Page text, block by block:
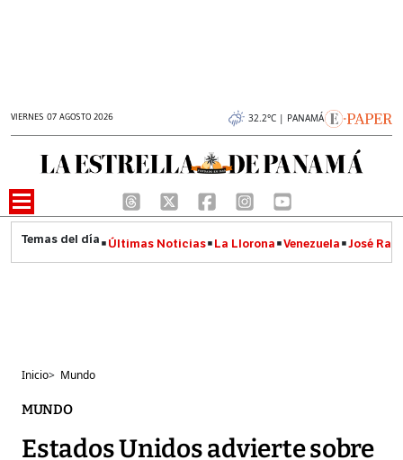
VIERNES 07 AGOSTO 2026 32.2°C | PANAMÁ
Últimas Noticias La Llorona Venezuela José
Inicio> Mundo
MUNDO
Estados Unidos advierte sobre